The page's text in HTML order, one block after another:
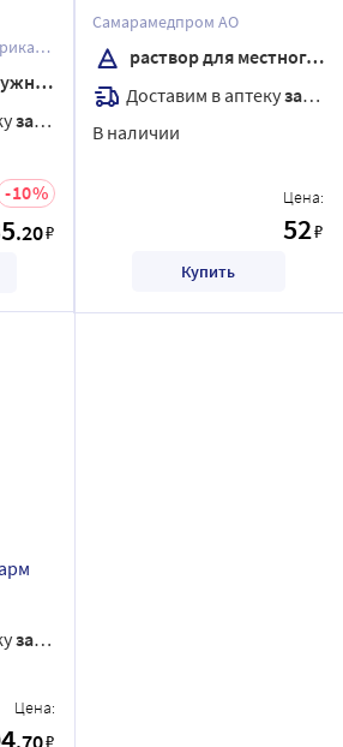
завтра
10
.20₽
применения исполнение
полимерный флакон
Самарамедпром АО
раствор для местного и наружного применения
Доставим в аптекузавтра
В наличии
Цена:
52₽
Купить
завтра
Цена:
.70₽